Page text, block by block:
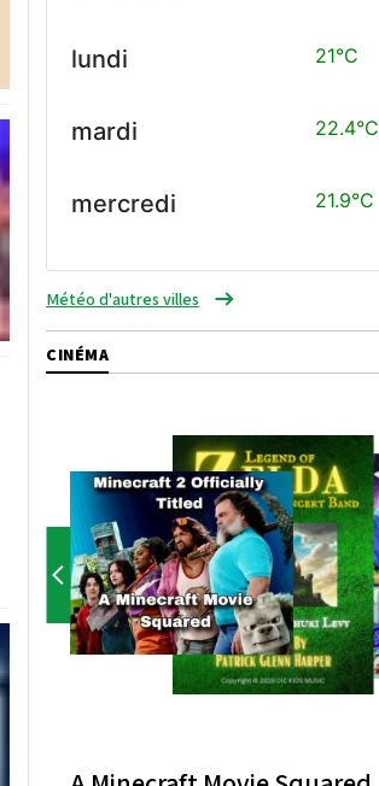
lundi 21°C
mardi 22.4°C
mercredi 21.9°C
Météo d'autres villes
CINÉMA